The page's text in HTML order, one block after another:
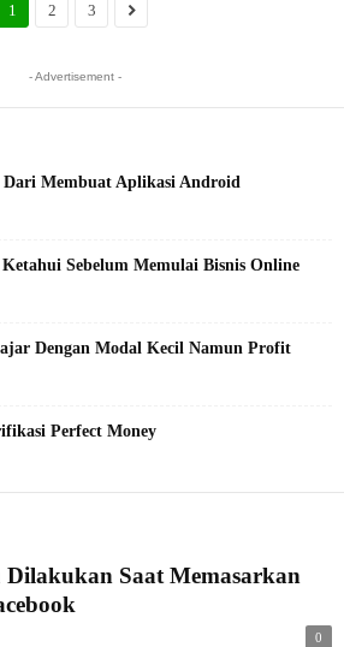
1 2 3
- Advertisement -
Dari Membuat Aplikasi Android
Sebelum Memulai Bisnis Online
Dengan Modal Kecil Namun Profit
Perfect Money
Saat Memasarkan
0